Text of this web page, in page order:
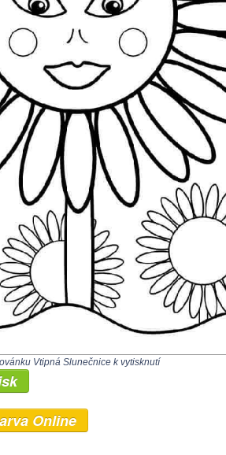
Vtipná Slunečnice k vytisknutí
Online